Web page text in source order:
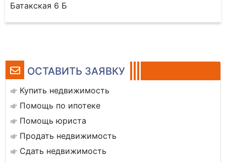
ОСТАВИТЬ ЗАЯВКУ
Купить недвижимость
Помощь по ипотеке
Помощь юриста
Продать недвижимость
Сдать недвижимость
Батакская 6 Б